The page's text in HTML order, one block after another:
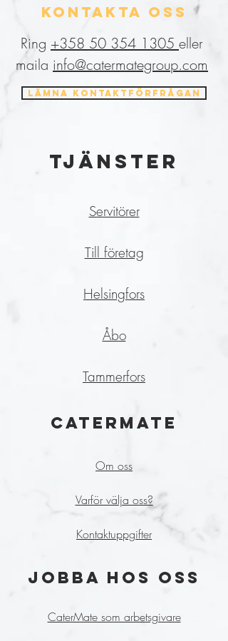
KONTAKTA OSS
Ring +358 50 354 1305 eller
maila info@catermategroup.com
LÄMNA KONTAKTFÖRFRÅGAN
TJÄNSTER
Servitörer
Till företag
Helsingfors
Åbo
Tammerfors
catermate
Om oss
Varför välja oss?
Kontaktuppgifter
JOBBA HOS OSS
CaterMate som arbetsgivare